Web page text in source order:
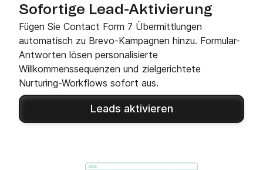
Sofortige Lead-Aktivierung
Fügen Sie Contact Form 7 Übermittlungen
automatisch zu Brevo-Kampagnen hinzu. Formular-
Antworten lösen personalisierte
Willkommenssequenzen und zielgerichtete
Nurturing-Workflows sofort aus.
Leads aktivieren